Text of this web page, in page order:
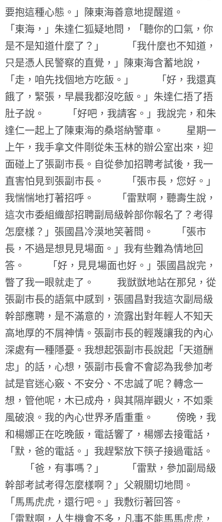
要抱這種心態。」陳東海善意地提醒道。
「東海，」朱達仁狐疑地問，「聽你的口氣，你
是不是知道什麼了？」 「我什麼也不知道，
只是憑人民警察的直覺，」陳東海含蓄地說，
「走，咱先找個地方吃飯。」 「好，我還真
餓了，緊張，早晨我都沒吃飯。」朱達仁捂了捂
肚子說。 「好吧，我請客。」我說完，和朱
達仁一起上了陳東海的桑塔納警車。 星期一
上午，我手拿文件剛從朱玉林的辦公室出來，迎
面碰上了張副市長。自從參加招聘考試後，我一
直害怕見到張副市長。 「張市長，您好。」
我惴惴地打著招呼。 「雷默啊，聽壽生說，
這次市委組織部招聘副局級幹部你報名了？考得
怎麼樣？」張國昌冷漠地笑著問。 「張市
長，不過是想見見場面。」我有些難為情地回
答。 「好，見見場面也好。」張國昌說完，
瞥了我一眼就走了。 我獃獃地站在那兒，從
張副市長的語氣中感到，張國昌對我這次副局級
幹部應聘，是不滿意的，流露出對年輕人不知天
高地厚的不屑神情。張副市長的輕蔑讓我的內心
深處有一種隱憂。我想起張副市長說起「天道酬
忠」的話，心想，張副市長會不會認為我參加考
試是官迷心竅、不安分、不忠誠了呢？轉念一
想，管他呢，木已成舟，與其隔岸觀火，不如乘
風破浪。我的內心世界矛盾重重。 傍晚，我
和楊娜正在吃晚飯，電話響了，楊娜去接電話，
「默，爸的電話。」我趕緊放下筷子接過電話。
「爸，有事嗎？」 「雷默，參加副局級
幹部考試考得怎麼樣啊？」父親關切地問。
「馬馬虎虎，還行吧。」我敷衍著回答。
「雷默啊，人生機會不多，凡事不能馬馬虎虎，